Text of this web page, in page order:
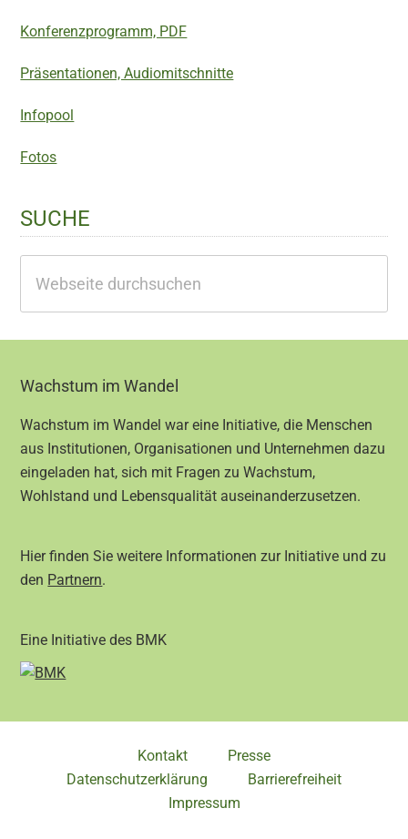
Konferenzprogramm, PDF
Präsentationen, Audiomitschnitte
Infopool
Fotos
SUCHE
durchsuchen
Footer
Wachstum im Wandel
Wachstum im Wandel war eine Initiative, die Menschen
aus Institutionen, Organisationen und Unternehmen dazu
eingeladen hat, sich mit Fragen zu Wachstum,
Wohlstand und Lebensqualität auseinanderzusetzen.
Hier finden Sie weitere Informationen zur Initiative und zu
den Partnern.
Eine Initiative des BMK
Kontakt
Presse
Datenschutzerklärung
Barrierefreiheit
Impressum